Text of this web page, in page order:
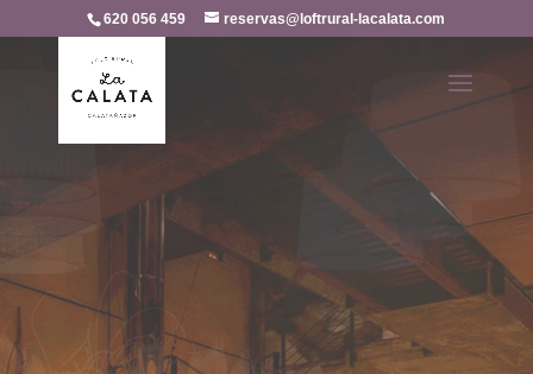
620 056 459 reservas@loftrural-lacalata.com